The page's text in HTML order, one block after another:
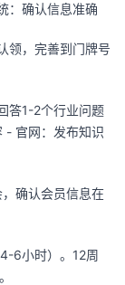
：确认信息准确
领，完善到门牌号
答1-2个行业问题
- 官网：发布知识
确认会员信息在
6小时）。12周